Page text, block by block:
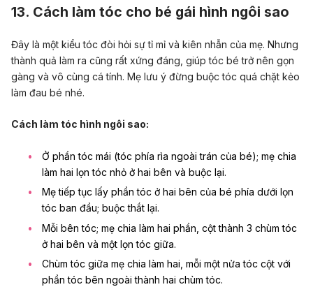
13. Cách làm tóc cho bé gái hình ngôi sao
Đây là một kiểu tóc đòi hỏi sự tỉ mỉ và kiên nhẫn của mẹ. Nhưng
thành quả làm ra cũng rất xứng đáng, giúp tóc bé trở nên gọn
gàng và vô cùng cá tính. Mẹ lưu ý đừng buộc tóc quá chặt kẻo
làm đau bé nhé.
Cách làm tóc hình ngôi sao:
Ở phần tóc mái (tóc phía rìa ngoài trán của bé); mẹ chia
làm hai lọn tóc nhỏ ở hai bên và buộc lại.
Mẹ tiếp tục lấy phần tóc ở hai bên của bé phía dưới lọn
tóc ban đầu; buộc thắt lại.
Mỗi bên tóc; mẹ chia làm hai phần, cột thành 3 chùm tóc
ở hai bên và một lọn tóc giữa.
Chùm tóc giữa mẹ chia làm hai, mỗi một nửa tóc cột với
phần tóc bên ngoài thành hai chùm tóc.